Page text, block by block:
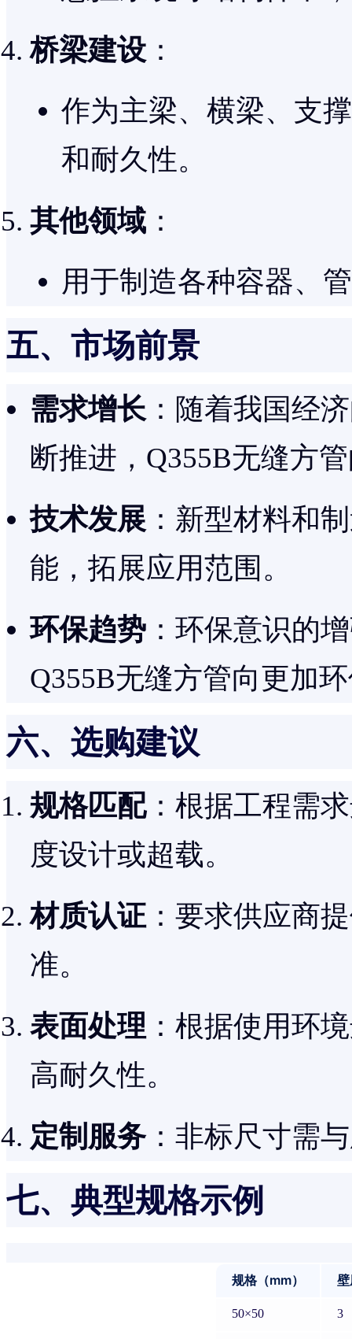
桥梁建设 ：
作为主梁、横梁、支
和耐久性。
其他领域 ：
用于制造各种容器、
五、市场前景
需求增长 ：随着我国经
断推进，Q355B无缝方
技术发展 ：新型材料和
能，拓展应用范围。
环保趋势 ：环保意识的
Q355B无缝方管向更加
六、选购建议
规格匹配：根据工程需
度设计或超载。
材质认证 ：要求供应商
准。
表面处理 ：根据使用环
高耐久性。
定制服务：非标尺寸需
七、典型规格示例
规格（mm）
50×50 3